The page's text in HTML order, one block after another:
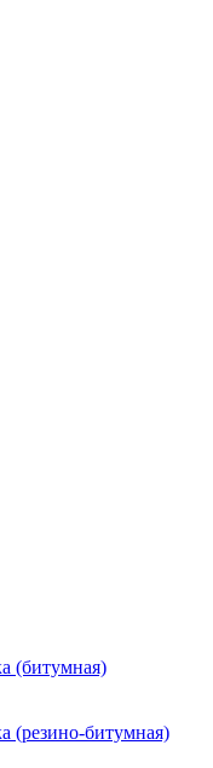
(битумная)
(резино-битумная)